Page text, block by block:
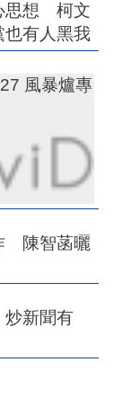
思想 柯文
也有人黑我
風暴爐專
陳智菡曬
新聞有